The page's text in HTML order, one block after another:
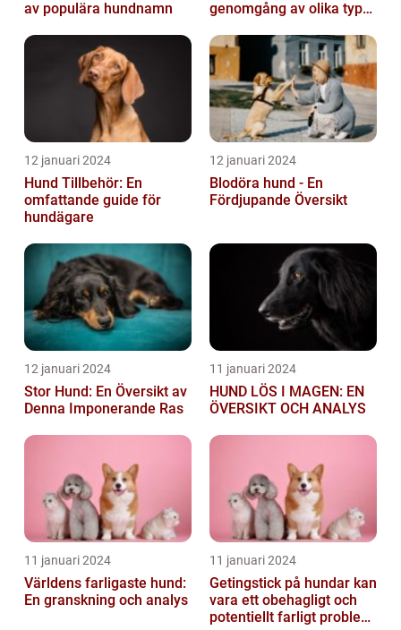
av populära hundnamn
genomgång av olika typer
och nackde...
12 januari 2024
Hund Tillbehör: En
omfattande guide för
hundägare
12 januari 2024
Blodöra hund - En
Fördjupande Översikt
12 januari 2024
Stor Hund: En Översikt av
Denna Imponerande Ras
11 januari 2024
HUND LÖS I MAGEN: EN
ÖVERSIKT OCH ANALYS
11 januari 2024
Världens farligaste hund:
En granskning och analys
11 januari 2024
Getingstick på hundar kan
vara ett obehagligt och
potentiellt farligt problem